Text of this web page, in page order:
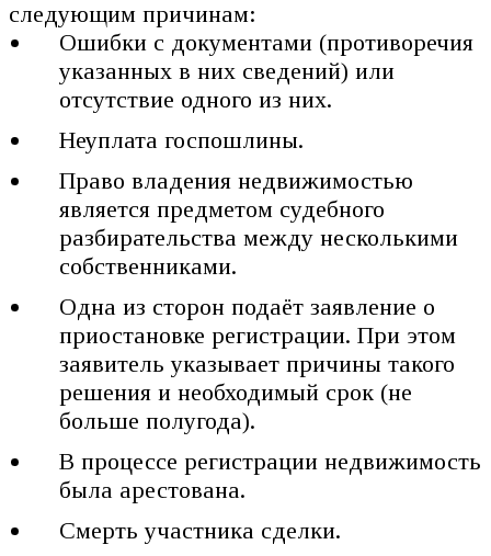
следующим причинам:
Ошибки с документами (противоречия
указанных в них сведений) или
отсутствие одного из них.
Неуплата госпошлины.
Право владения недвижимостью
является предметом судебного
разбирательства между несколькими
собственниками.
Одна из сторон подаёт заявление о
приостановке регистрации. При этом
заявитель указывает причины такого
решения и необходимый срок (не
больше полугода).
В процессе регистрации недвижимость
была арестована.
Смерть участника сделки.